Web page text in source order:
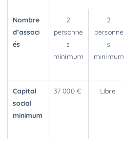
Nombre
d’associ
és
2
personne
s
minimum
2
personne
s
minimum
Capital
social
minimum
37 000 € Libre